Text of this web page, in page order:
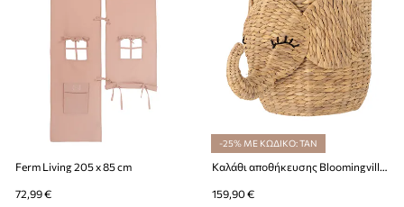
Ferm Living 205 x 85 cm
72,99 €
-25% ΜΕ ΚΩΔΙΚΟ: TAN
159,90 €